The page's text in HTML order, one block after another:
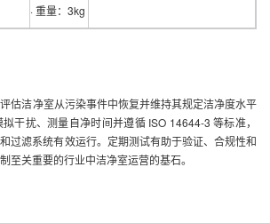
· 重量：3kg
估洁净室从污染事件中恢复并维持其规定洁净度水平
干扰、测量自净时间并遵循 ISO 14644-3 等标准，
过滤系统有效运行。定期测试有助于验证、合规性和
至关重要的行业中洁净室运营的基石。